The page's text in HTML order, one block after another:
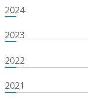
2024
2023
2022
2021